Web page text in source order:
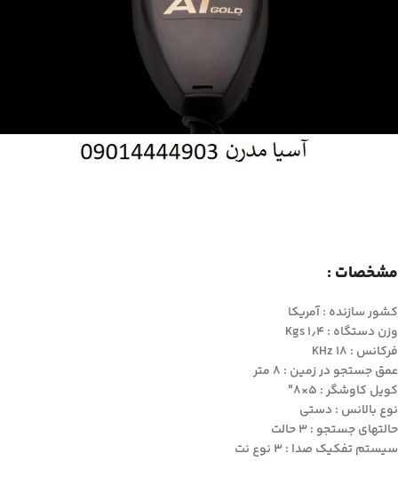
مشخصات :
کشور سازنده : آمریکا
وزن دستگاه : ۱٫۴ Kgs
فرکانس : ۱۸ KHz
عمق جستجو در زمین : ۸ متر
کویل کاوشگر : ۵×۸″
نوع بالانس : دستی
حالتهای جستجو : ۳ حالت
سیستم تفکیک صدا : ۳ نوع نت